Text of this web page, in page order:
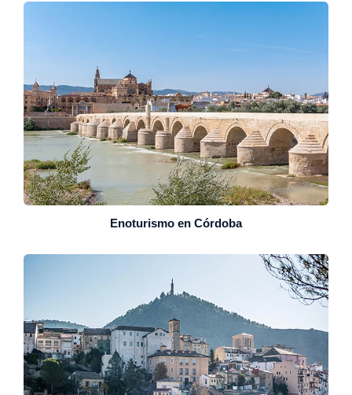
Enoturismo en Córdoba